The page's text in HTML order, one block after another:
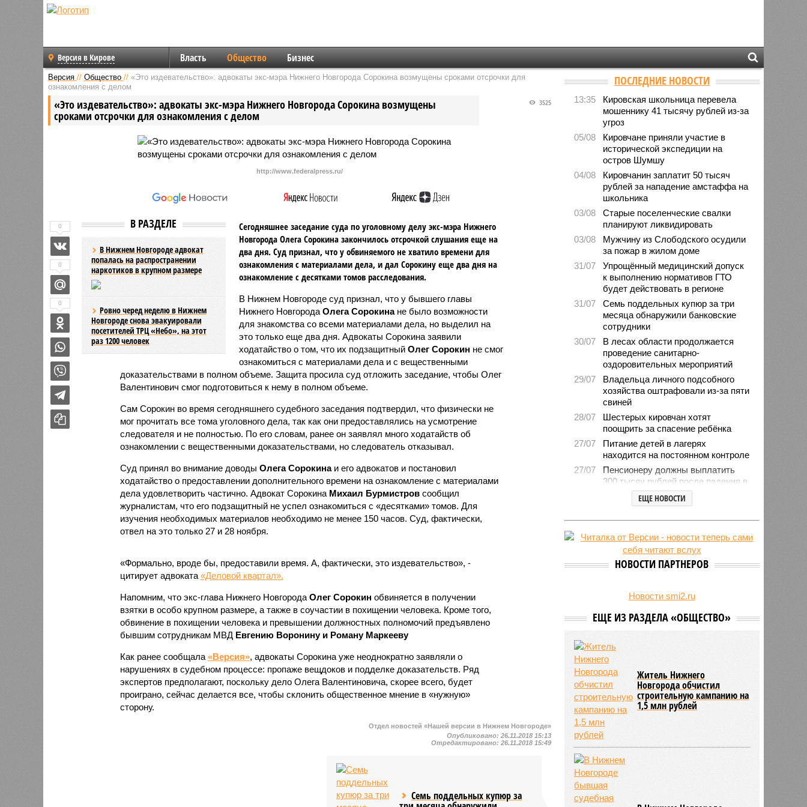
Версия в Кирове Власть Общество Бизнес
Версия // Общество // «Это издевательство»: адвокаты экс-мэра Нижнего Новгорода Сорокина возмущены сроками отсрочки для
ознакомления с делом
«Это издевательство»: адвокаты экс-мэра Нижнего Новгорода Сорокина возмущены
сроками отсрочки для ознакомления с делом
3525
http://www.federalpress.ru/
В РАЗДЕЛЕ
В Нижнем Новгороде адвокат
попалась на распространении
наркотиков в крупном размере
Ровно черед неделю в Нижнем
Новгороде снова эвакуировали
посетителей ТРЦ «Небо», на этот
раз 1200 человек
Сегодняшнее заседание суда по уголовному делу экс-мэра Нижнего
Новгорода Олега Сорокина закончилось отсрочкой слушания еще на
два дня. Суд признал, что у обвиняемого не хватило времени для
ознакомления с материалами дела, и дал Сорокину еще два дня на
ознакомление с десятками томов расследования.
В Нижнем Новгороде суд признал, что у бывшего главы
Нижнего Новгорода Олега Сорокинане было возможности
для знакомства со всеми материалами дела, но выделил на
это только еще два дня. Адвокаты Сорокина заявили
ходатайство о том, что их подзащитный Олег Сорокин не смог
ознакомиться с материалами дела и с вещественными
доказательствами в полном объеме. Защита просила суд отложить заседание, чтобы Олег
Валентинович смог подготовиться к нему в полном объеме.
Сам Сорокин во время сегодняшнего судебного заседания подтвердил, что физически не
мог прочитать все тома уголовного дела, так как они предоставлялись на усмотрение
следователя и не полностью. По его словам, ранее он заявлял много ходатайств об
ознакомлении с вещественными доказательствами, но следователь отказывал.
Суд принял во внимание доводы Олега Сорокина и его адвокатов и постановил
ходатайство о предоставлении дополнительного времени на ознакомление с материалами
дела удовлетворить частично. Адвокат Сорокина Михаил Бурмистров сообщил
журналистам, что его подзащитный не успел ознакомиться с «десятками» томов. Для
изучения необходимых материалов необходимо не менее 150 часов. Суд, фактически,
отвел на это только 27 и 28 ноября.
«Формально, вроде бы, предоставили время. А, фактически, это издевательство», -
цитирует адвоката «Деловой квартал».
Напомним, что экс-глава Нижнего Новгорода Олег Сорокин обвиняется в получении
взятки в особо крупном размере, а также в соучастии в похищении человека. Кроме того,
обвинение в похищении человека и превышении должностных полномочий предъявлено
бывшим сотрудникам МВД Евгению Воронину и Роману Маркееву
Как ранее сообщала «Версия», адвокаты Сорокина уже неоднократно заявляли о
нарушениях в судебном процессе: пропаже вещдоков и подделке доказательств. Ряд
экспертов предполагают, поскольку дело Олега Валентиновича, скорее всего, будет
проиграно, сейчас делается все, чтобы склонить общественное мнение в «нужную»
сторону.
0
0
0
Отдел новостей «Нашей версии в Нижнем Новгороде»
Опубликовано:26.11.2018 15:13
Отредактировано:26.11.2018 15:49
Семь поддельных купюр за
ПОСЛЕДНИЕ НОВОСТИ
13:35
Кировская школьница перевела
мошеннику 41 тысячу рублей из-за
угроз
05/08
Кировчане приняли участие в
исторической экспедиции на
остров Шумшу
04/08
Кировчанин заплатит 50 тысяч
рублей за нападение амстаффа на
школьника
03/08
Старые поселенческие свалки
планируют ликвидировать
03/08
Мужчину из Слободского осудили
за пожар в жилом доме
31/07
Упрощённый медицинский допуск
к выполнению нормативов ГТО
будет действовать в регионе
31/07
Семь поддельных купюр за три
месяца обнаружили банковские
сотрудники
30/07
В лесах области продолжается
проведение санитарно-
оздоровительных мероприятий
29/07
Владельца личного подсобного
хозяйства оштрафовали из-за пяти
свиней
28/07
Шестерых кировчан хотят
поощрить за спасение ребёнка
27/07
Питание детей в лагерях
находится на постоянном контроле
27/07
Пенсионеру должны выплатить
300 тысяч рублей после падения в
гололёд
В регионе обновлён порядок
предоставления госимущества в
Гострудинспекция выявила
нарушения после несчастного
случая на пилораме в Кирсе
садов собираются продлить
ЕЩЕ НОВОСТИ
НОВОСТИ ПАРТНЕРОВ
Новости smi2.ru
ЕЩЕ ИЗ РАЗДЕЛА «ОБЩЕСТВО»
Житель Нижнего
Новгорода обчистил
строительную кампанию на
1,5 млн рублей